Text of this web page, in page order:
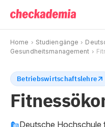
Home Studiengänge
Gesundheitsmanagement
Betriebswirtschaftslehre
Deutsche Hochschule